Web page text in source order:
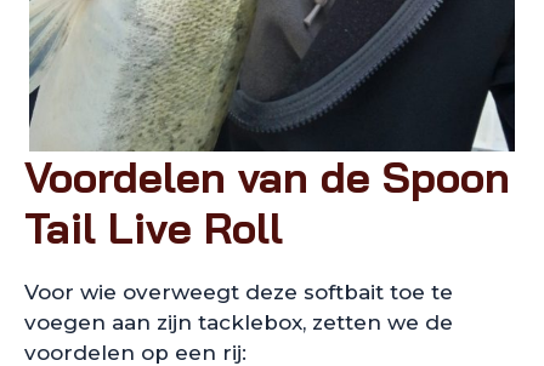
Voordelen van de Spoon
Tail Live Roll
Voor wie overweegt deze softbait toe te
voegen aan zijn tacklebox, zetten we de
voordelen op een rij: